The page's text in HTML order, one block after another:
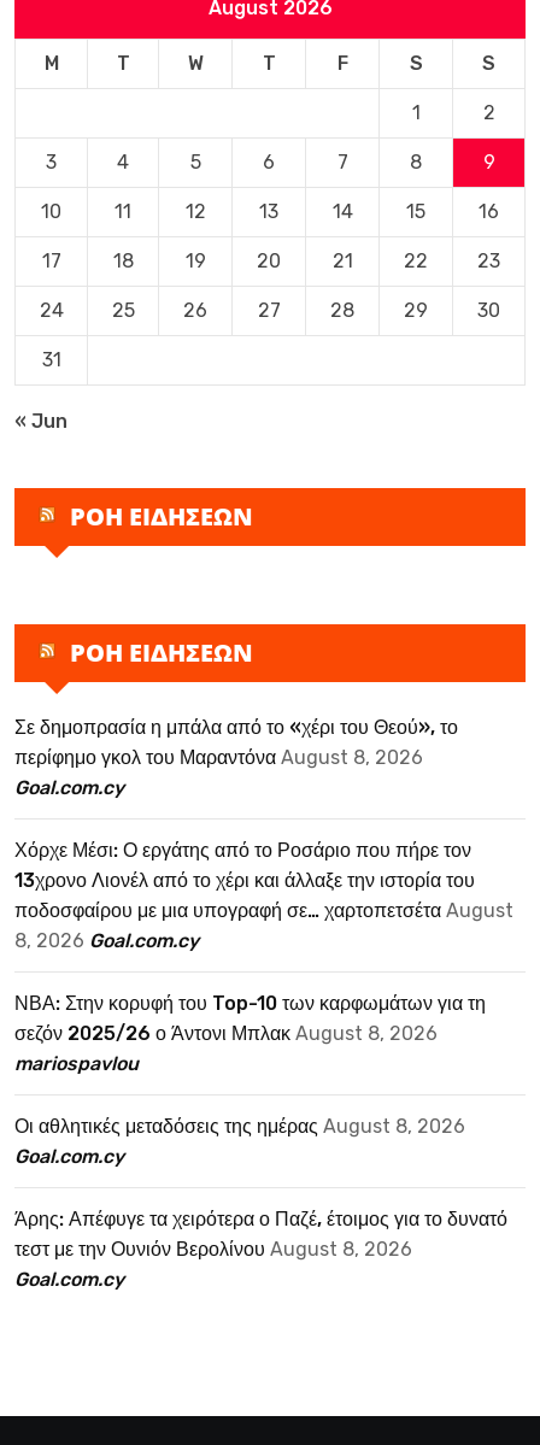
August 2026
M T W T F S S
1 2
3 4 5 6 7 8 9
10 11 12 13 14 15 16
17 18 19 20 21 22 23
24 25 26 27 28 29 30
31
« Jun
ΡΟΗ ΕΙΔΗΣΕΩΝ
ΡΟΗ ΕΙΔΗΣΕΩΝ
Σε δημοπρασία η μπάλα από το «χέρι του Θεού», το
περίφημο γκολ του Μαραντόνα August 8, 2026
Goal.com.cy
Χόρχε Μέσι: Ο εργάτης από το Ροσάριο που πήρε τον
13χρονο Λιονέλ από το χέρι και άλλαξε την ιστορία του
ποδοσφαίρου με μια υπογραφή σε… χαρτοπετσέτα August
8, 2026 Goal.com.cy
ΝΒΑ: Στην κορυφή του Top-10 των καρφωμάτων για τη
σεζόν 2025/26 ο Άντονι Μπλακ August 8, 2026
mariospavlou
Οι αθλητικές μεταδόσεις της ημέρας August 8, 2026
Goal.com.cy
Άρης: Απέφυγε τα χειρότερα ο Παζέ, έτοιμος για το δυνατό
τεστ με την Ουνιόν Βερολίνου August 8, 2026
Goal.com.cy